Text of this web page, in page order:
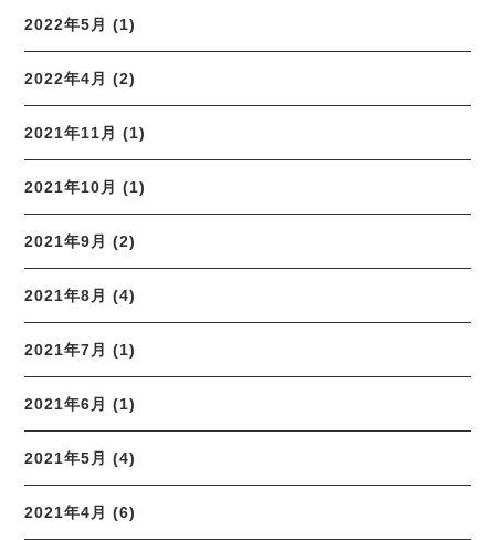
2022年5月 (1)
2022年4月 (2)
2021年11月 (1)
2021年10月 (1)
2021年9月 (2)
2021年8月 (4)
2021年7月 (1)
2021年6月 (1)
2021年5月 (4)
2021年4月 (6)